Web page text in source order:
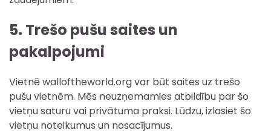
5. Trešo pušu saites un
pakalpojumi
Vietnē walloftheworld.org var būt saites uz trešo
pušu vietnēm. Mēs neuzņemamies atbildību par šo
vietņu saturu vai privātuma praksi. Lūdzu, izlasiet šo
vietņu noteikumus un nosacījumus.